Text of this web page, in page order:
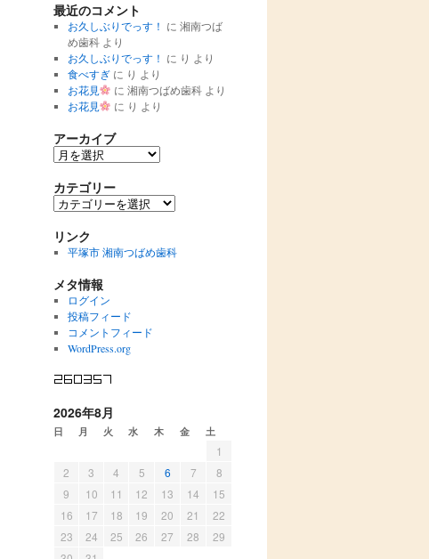
最近のコメント
お久しぶりでっす！ に 湘南つば
め歯科より
お久しぶりでっす！ に り より
食べすぎに り より
お花見
に湘南つばめ歯科 より
お花見
に り より
アーカイブ
ア
カ
イ
カテゴリー
カ
ゴ
リ
リンク
平塚市 湘南つばめ歯科
メタ情報
ログイン
投稿フィード
コメントフィード
WordPress.org
2026年8月
日 月 火 水 木 金 土
1
2
3 4 5 6 7
8
9
10 11 12 13 14
15
16
17 18 19 20 21
22
23
24 25 26 27 28
29